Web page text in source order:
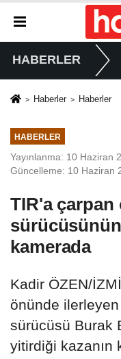
HABERLER
Haberler Haberler
HABERLER
Yayınlanma: 10 Haziran
Güncelleme: 10 Haziran
TIR'a
kamerada
Kadir ÖZEN/
önünde
sürücüsü Burak
yitirdiği kazanın